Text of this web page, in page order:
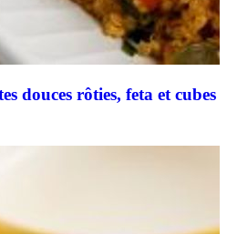
douces rôties, feta et cubes